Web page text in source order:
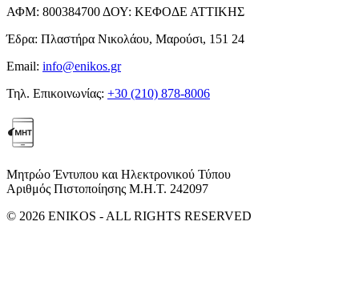
ΑΦΜ: 800384700 ΔΟΥ: ΚΕΦΟΔΕ ΑΤΤΙΚΗΣ
Έδρα: Πλαστήρα Νικολάου, Μαρούσι, 151 24
Email: info@enikos.gr
Τηλ. Επικοινωνίας: +30 (210) 878-8006
Μητρώο Έντυπου και Ηλεκτρονικού Τύπου
Αριθμός Πιστοποίησης Μ.Η.Τ. 242097
© 2026 ENIKOS - ALL RIGHTS RESERVED